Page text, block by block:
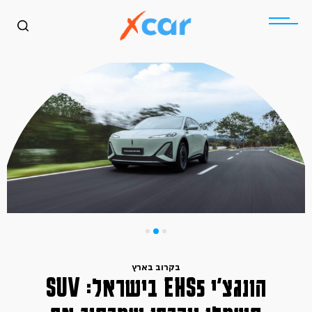
כללי
בקרוב בארץ
הונגצ׳י EHS5 בישראל: SUV
בקרוב בארץ